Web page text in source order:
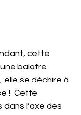
cette
balafre
elle se déchire à
!  Cette
l’axe des